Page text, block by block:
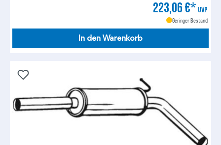
223,06 €* UVP
Geringer Bestand
In den Warenkorb